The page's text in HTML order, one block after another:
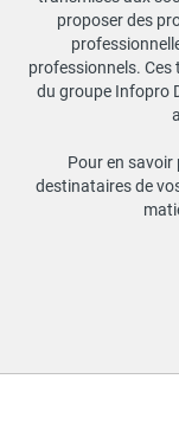
proposer des
professionnels. Ces
du groupe Infopro
Pour en savoir
destinataires de